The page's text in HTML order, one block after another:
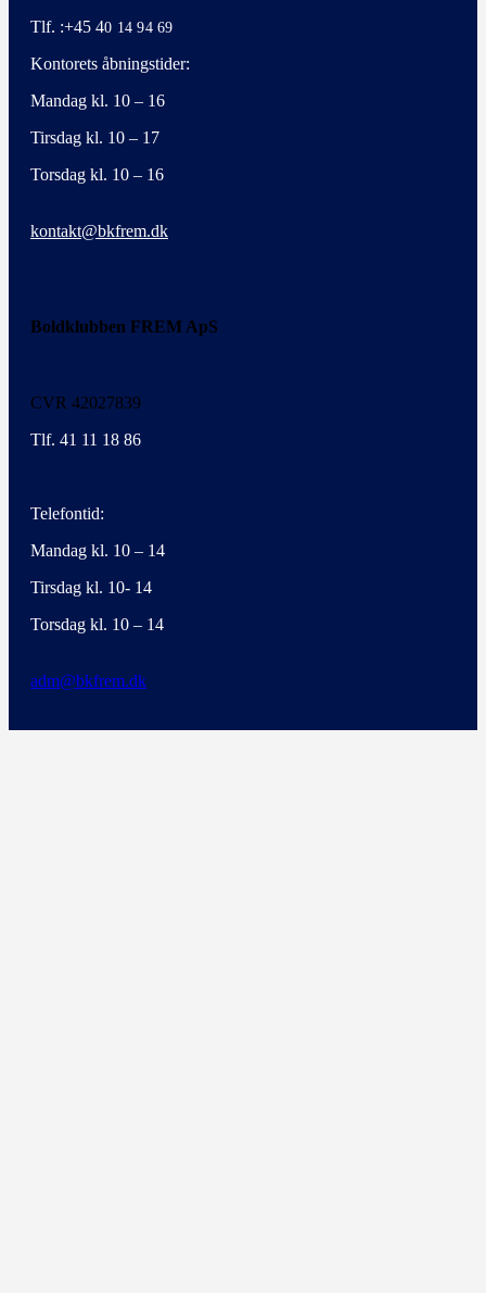
Tlf. :+45 40 14 94 69
Kontorets åbningstider:
Mandag kl. 10 – 16
Tirsdag kl. 10 – 17
Torsdag kl. 10 – 16
kontakt@bkfrem.dk
Boldklubben FREM ApS
CVR 42027839
Tlf. 41 11 18 86
Telefontid:
Mandag kl. 10 – 14
Tirsdag kl. 10- 14
Torsdag kl. 10 – 14
adm@bkfrem.dk